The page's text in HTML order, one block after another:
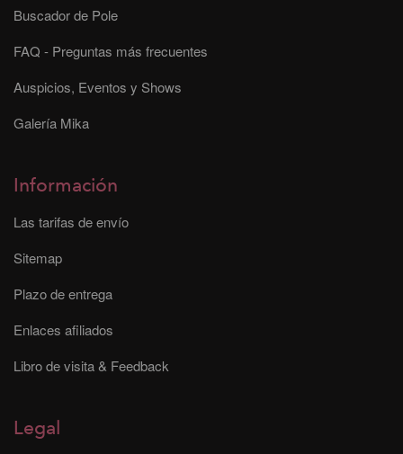
Buscador de Pole
FAQ - Preguntas más frecuentes
Auspicios, Eventos y Shows
Galería Mika
Información
Las tarifas de envío
Sitemap
Plazo de entrega
Enlaces afiliados
Libro de visita & Feedback
Legal